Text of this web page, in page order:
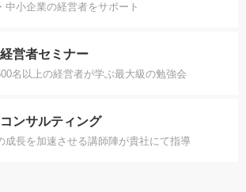
中小企業の経営者をサポート
営者セミナー
名以上の経営者が学ぶ最大級の勉強会
ンサルティング
成長を加速させる講師陣が貴社にて指導